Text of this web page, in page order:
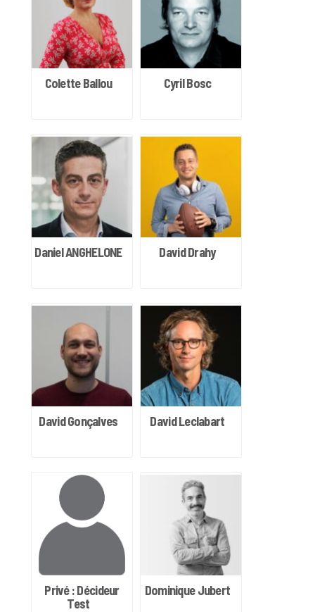
Colette Ballou Cyril Bosc
Daniel ANGHELONE David Drahy
David Gonçalves David Leclabart
Privé : Décideur
Test
Dominique Jubert